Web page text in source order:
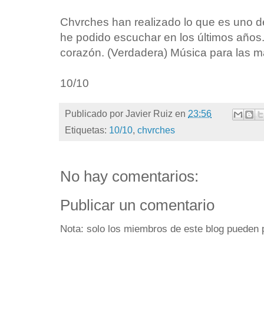
Chvrches han realizado lo que es uno
he podido escuchar en los últimos
corazón. (Verdadera) Música para las
10/10
Publicado por Javier Ruiz en 23:56
Etiquetas: 10/10, chvrches
No hay comentarios:
Publicar un comentario
Nota: solo los miembros de este blog pueden